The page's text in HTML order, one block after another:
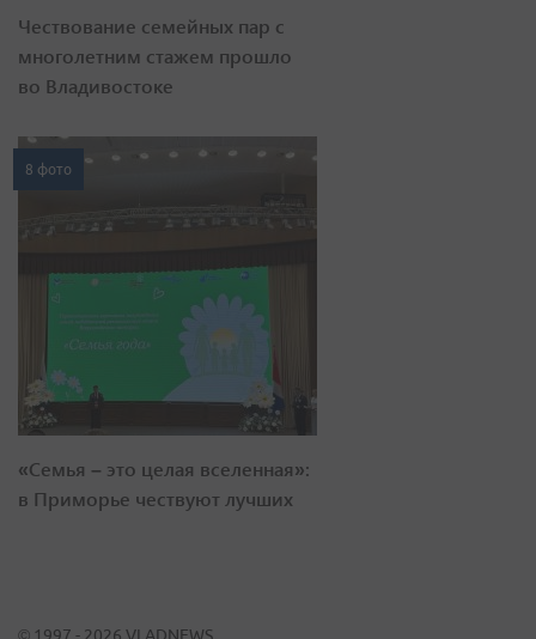
Чествование семейных пар с
многолетним стажем прошло
во Владивостоке
8 фото
«Семья – это целая вселенная»:
в Приморье чествуют лучших